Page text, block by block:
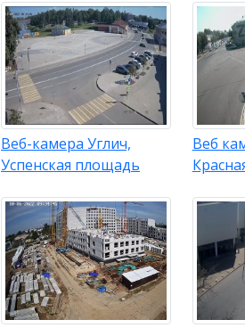
Веб-камера Углич,
Успенская площадь
Веб